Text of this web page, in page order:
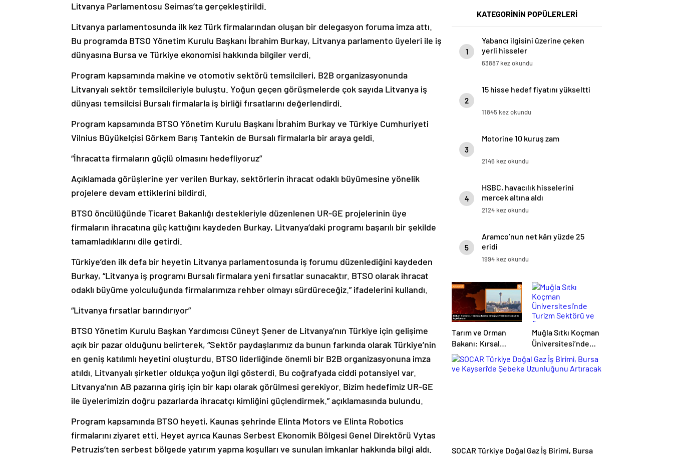
Litvanya Parlamentosu Seimas’ta gerçekleştirildi.
Litvanya parlamentosunda ilk kez Türk firmalarından oluşan bir delegasyon foruma imza attı.
Bu programda BTSO Yönetim Kurulu Başkanı İbrahim Burkay, Litvanya parlamento üyeleri ile iş
dünyasına Bursa ve Türkiye ekonomisi hakkında bilgiler verdi.
Program kapsamında makine ve otomotiv sektörü temsilcileri, B2B organizasyonunda
Litvanyalı sektör temsilcileriyle buluştu. Yoğun geçen görüşmelerde çok sayıda Litvanya iş
dünyası temsilcisi Bursalı firmalarla iş birliği fırsatlarını değerlendirdi.
Program kapsamında BTSO Yönetim Kurulu Başkanı İbrahim Burkay ve Türkiye Cumhuriyeti
Vilnius Büyükelçisi Görkem Barış Tantekin de Bursalı firmalarla bir araya geldi.
“İhracatta firmaların güçlü olmasını hedefliyoruz”
Açıklamada görüşlerine yer verilen Burkay, sektörlerin ihracat odaklı büyümesine yönelik
projelere devam ettiklerini bildirdi.
BTSO öncülüğünde Ticaret Bakanlığı destekleriyle düzenlenen UR-GE projelerinin üye
firmaların ihracatına güç kattığını kaydeden Burkay, Litvanya’daki programı başarılı bir şekilde
tamamladıklarını dile getirdi.
Türkiye’den ilk defa bir heyetin Litvanya parlamentosunda iş forumu düzenlediğini kaydeden
Burkay, “Litvanya iş programı Bursalı firmalara yeni fırsatlar sunacaktır. BTSO olarak ihracat
odaklı büyüme yolculuğunda firmalarımıza rehber olmayı sürdüreceğiz.” ifadelerini kullandı.
“Litvanya fırsatlar barındırıyor”
BTSO Yönetim Kurulu Başkan Yardımcısı Cüneyt Şener de Litvanya’nın Türkiye için gelişime
açık bir pazar olduğunu belirterek, “Sektör paydaşlarımız da bunun farkında olarak Türkiye’nin
en geniş katılımlı heyetini oluşturdu. BTSO liderliğinde önemli bir B2B organizasyonuna imza
atıldı. Litvanyalı şirketler oldukça yoğun ilgi gösterdi. Bu coğrafyada ciddi potansiyel var.
Litvanya’nın AB pazarına giriş için bir kapı olarak görülmesi gerekiyor. Bizim hedefimiz UR-GE
ile üyelerimizin doğru pazarlarda ihracatçı kimliğini güçlendirmek.” açıklamasında bulundu.
Program kapsamında BTSO heyeti, Kaunas şehrinde Elinta Motors ve Elinta Robotics
firmalarını ziyaret etti. Heyet ayrıca Kaunas Serbest Ekonomik Bölgesi Genel Direktörü Vytas
Petruzis’ten serbest bölgede yatırım yapma koşulları ve sunulan imkanlar hakkında bilgi aldı.
KATEGORİNİN POPÜLERLERİ
1
Yabancı ilgisini üzerine çeken
yerli hisseler
63887 kez okundu
2
15 hisse hedef fiyatını yükseltti
11845 kez okundu
3
Motorine 10 kuruş zam
2146 kez okundu
4
HSBC, havacılık hisselerini
mercek altına aldı
2124 kez okundu
5
Aramco’nun net kârı yüzde 25
eridi
1994 kez okundu
Tarım ve Orman
Bakanı: Kırsal
kalkınmada
gençlere ve
Muğla Sıtkı Koçman
Üniversitesi’nde
Turizm Sektörü ve
Öğrenciler Buluştu
SOCAR Türkiye Doğal Gaz İş Birimi, Bursa